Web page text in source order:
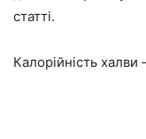
статті.
Калорійність